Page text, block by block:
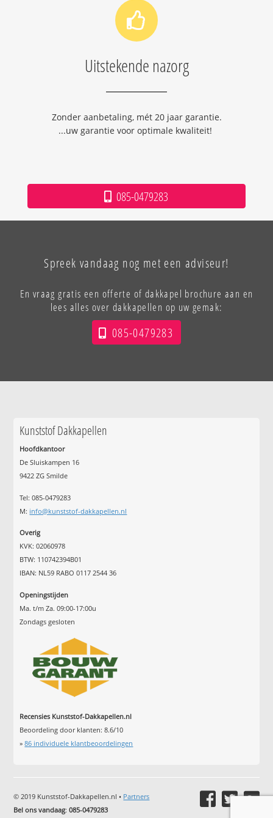
Uitstekende nazorg
Zonder aanbetaling, mét 20 jaar garantie.
...uw garantie voor optimale kwaliteit!
085-0479283
Spreek vandaag nog met een adviseur!
En vraag gratis een offerte of dakkapel brochure aan en
lees alles over dakkapellen op uw gemak:
085-0479283
Kunststof Dakkapellen
Hoofdkantoor
De Sluiskampen 16
9422 ZG Smilde
Tel: 085-0479283
M: info@kunststof-dakkapellen.nl
Overig
KVK: 02060978
BTW: 110742394B01
IBAN: NL59 RABO 0117 2544 36
Openingstijden
Ma. t/m Za. 09:00-17:00u
Zondags gesloten
Recensies Kunststof-Dakkapellen.nl
Beoordeling door klanten:8.6/10
»86 individuele klantbeoordelingen
© 2019 Kunststof-Dakkapellen.nl • Partners
Bel ons vandaag:085-0479283